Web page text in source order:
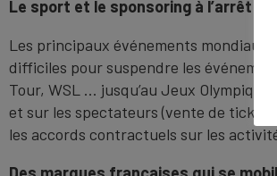
Le sport et le sponsoring à l’arrêt
Les principaux événements
difficiles pour suspendre les
Tour, WSL ... jusqu’au Jeux
et sur les spectateurs (vente de
les accords contractuels sur les
Des marques françaises qui se